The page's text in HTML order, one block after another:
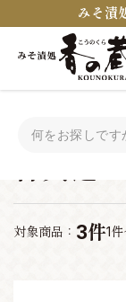
みそ
対象商品： 3件1